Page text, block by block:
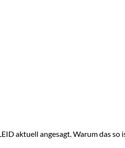
aktuell angesagt. Warum das